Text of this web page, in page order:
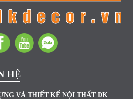
HỆ
VÀ THIẾT KẾ NỘI THẤT DK